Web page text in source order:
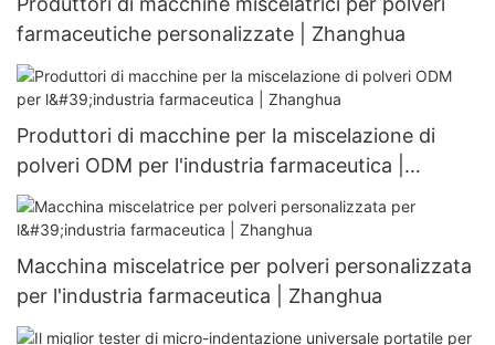
farmaceutiche personalizzate | Zhanghua
Produttori di macchine per la miscelazione di
polveri ODM per l'industria farmaceutica |
Zhanghua
Macchina miscelatrice per polveri personalizzata
per l'industria farmaceutica | Zhanghua